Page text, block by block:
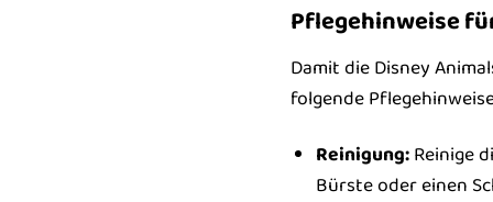
Pflegehinweise
Damit die Disney
folgende
Reinigung:Reinige
Bürste oder einen